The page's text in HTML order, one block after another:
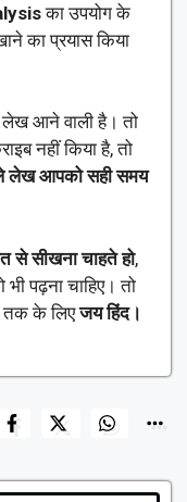
का उपयोग के
का प्रयास किया
लेख आने वाली है। तो
नहीं किया है, तो
लेख आपको सही समय
से सीखना चाहते हो,
भी पढ़ना चाहिए। तो
तक के लिएजय हिंद।